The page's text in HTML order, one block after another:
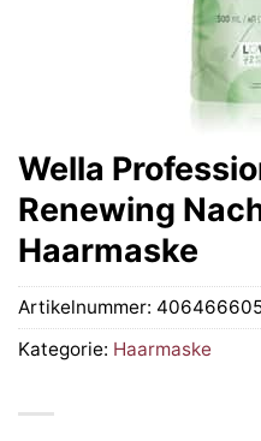
Wella
Renewing
Haarmaske
Artikelnummer:
Kategorie: Haarmaske